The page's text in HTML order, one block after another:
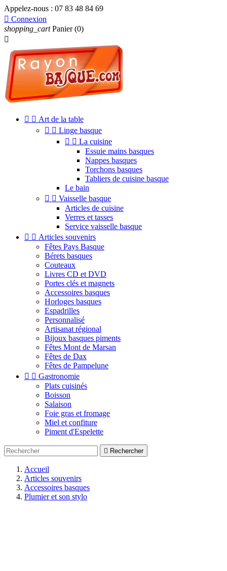
Appelez-nous : 07 83 48 84 69
 Connexion
shopping_cart Panier (0)

  Art de la table
  Linge basque
  La cuisine
Essuie mains basques
Nappes basques
Torchons basques
Tabliers de cuisine basque
Le bain
  Vaisselle basque
Articles de cuisine
Verres et tasses
Service vaisselle basque
  Articles souvenirs
Fêtes Pays Basque
Bérets basques
Couteaux
Livres CD et DVD
Portes clés et magnets
Accessoires basques
Horloges basques
Espadrilles
Personnalisé
Artisanat régional
Bijoux basques piments
Fêtes Mont de Marsan
Fêtes de Dax
Fêtes de Pampelune
  Gastronomie
Plats cuisinés
Boisson
Salaison
Foie gras et fromage
Miel et confiture
Piment d'Espelette
 Rechercher
Accueil
Articles souvenirs
Accessoires basques
Plumier et son stylo